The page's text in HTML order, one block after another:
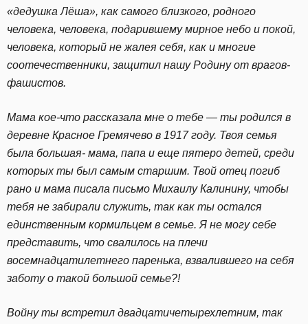
«дедушка Лёша», как самого близкого, родного
человека, человека, подарившему мирное небо и покой,
человека, который не жалея себя, как и многие
соотечественники, защитил нашу Родину от врагов-
фашистов.
Мама кое-что рассказала мне о тебе — ты родился в
деревне Красное Гремячево в 1917 году. Твоя семья
была большая- мама, папа и еще пятеро детей, среди
которых ты был самым старшим. Твой отец погиб
рано и мама писала письмо Михаилу Калинину, чтобы
тебя не забирали служить, так как ты остался
единственным кормильцем в семье. Я не могу себе
представить, что свалилось на плечи
восемнадцатилетнего паренька, взвалившего на себя
заботу о такой большой семье?!
Войну ты встретил двадцатичетырехлетним, так